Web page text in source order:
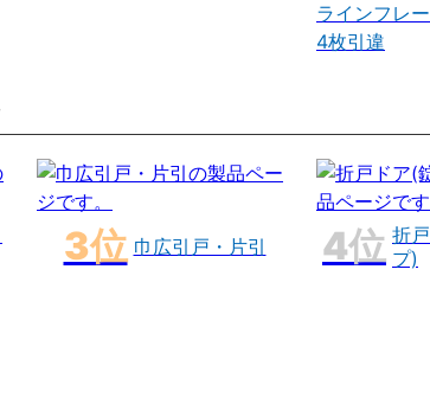
ラインフレ
4枚引違
巾広引戸・片引
折
プ)